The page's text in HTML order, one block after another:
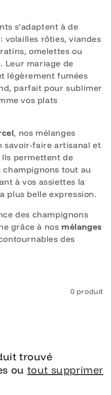
s’adaptent à de
volailles rôties, viandes
omelettes ou
Leur mariage de
légèrement fumées
parfait pour sublimer
vos plats
, nos mélanges
savoir-faire artisanal et
Ils permettent de
tout au
à vos assiettes la
plus belle expression.
des champignons
grâce à nosmélanges
des
0 produit
trouvé
ou tout supprimer